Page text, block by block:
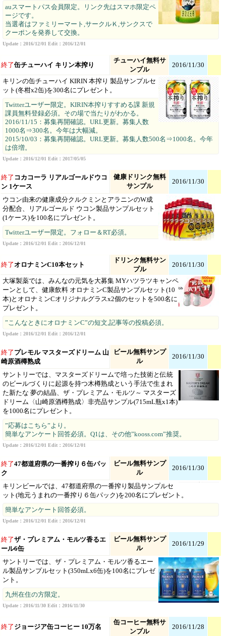
auスマートパス会員限定。リンク先はスマホ限定ペ
ージです。
当選者はファミリーマート,サークルＫ,サンクスで
クーポンを発券して交換。
Update：2016/12/01 Edit：2016/12/01
終了缶チューハイ キリン本搾り
チューハイ無料サ
ンプル
2016/11/30
キリンの缶チューハイ KIRIN 本搾り 製品サンプルセ
ット(冬柑x2缶)を300名にプレゼント。
Twitterユーザー限定。KIRIN本搾りすすめる課 新規
課員無料登録必須。その場で当たりがわかる。
2016/11/15：募集再開確認。URL更新。募集人数
1000名⇒300名。今年は大幅減。
2015/10/03：募集再開確認。URL更新。募集人数500名⇒1000名。今年
は倍増。
Update：2016/12/01 Edit：2017/05/05
終了 コカコーラ リアルゴールドウコ
ン 1ケース
健康ドリンク無料
サンプル
2016/11/30
ウコン由来の健康成分クルクミンとアラニンのW成
分配合、リアルゴールド ウコン製品サンプルセット
(1ケース)を100名にプレゼント。
Twitterユーザー限定。フォロー＆RT必須。
Update：2016/12/01 Edit：2016/12/01
終了オロナミンC10本セット
ドリンク無料サン
プル
2016/11/30
大塚製薬では、みんなの元気を大募集 MYハツラツキャンペ
ーンとして、健康飲料 オロナミンC製品サンプルセット(10
本)とオロナミンCオリジナルグラスx2個のセットを500名に
プレゼント。
”こんなときにオロナミンC”の短文,記事等の投稿必須。
Update：2016/12/01 Edit：2016/12/01
終了 プレモル マスターズドリーム 山
崎原酒樽熟成
ビール無料サンプ
ル
2016/11/30
サントリーでは、マスターズドリームで培った技術と伝統
のビールづくりに起源を持つ木樽熟成という手法で生まれ
た新たな 夢の結晶、ザ・プレミアム・モルツ～ マスターズ
ドリーム〈山崎原酒樽熟成〉非売品サンプル(715mL瓶x1本)
を1000名にプレゼント。
”応募はこちら”より。
簡単なアンケート回答必須。Q1は、その他”kooss.com”推奨。
Update：2016/12/01 Edit：2016/12/01
終了47都道府県の一番搾り６缶パッ
ク
ビール無料サンプ
ル
2016/11/30
キリンビールでは、47都道府県の一番搾り製品サンプルセ
ット(地元うまれの一番搾り６缶パック)を200名にプレゼント。
簡単なアンケート回答必須。
Update：2016/12/01 Edit：2016/12/01
終了ザ・プレミアム・モルツ香るエ
ール6缶
ビール無料サンプ
ル
2016/11/29
サントリーでは、ザ・プレミアム・モルツ香るエー
ル製品サンプルセット(350mLx6缶)を100名にプレゼ
ント。
九州在住の方限定。
Update：2016/11/30 Edit：2016/11/30
終了 ジョージア缶コーヒー 10万名
缶コーヒー無料サ
ンプル
2016/11/28